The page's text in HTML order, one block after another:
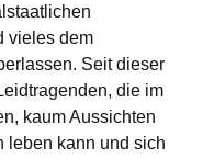
vieles dem
Seit dieser
die im
kaum Aussichten
leben kann und sich